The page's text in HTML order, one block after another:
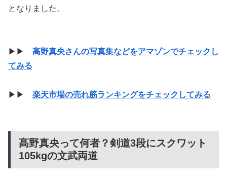
となりました。
▶▶ 髙野真央さんの写真集などをアマゾンでチェックし
てみる
▶▶ 楽天市場の売れ筋ランキングをチェックしてみる
髙野真央って何者？剣道3段にスクワット
105kgの文武両道